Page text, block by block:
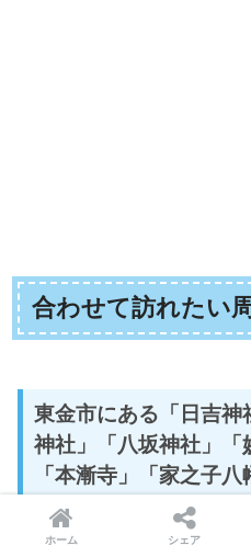
合わせて訪れたい
東金市にある「日吉神
神社」「八坂神社」「
「本漸寺」「家之子八
同じ東金市に
日吉神社、最
ホーム シェア